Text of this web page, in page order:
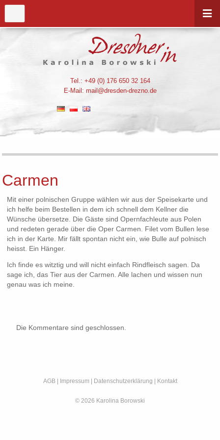
Tel.: +49 (0) 176 650 32 164
E-Mail: mail@dresden-drezno.de
Carmen
Mit einer polnischen Gruppe wählen wir aus der Speisekarte und
ich helfe beim Bestellen in dem ich schnell dem Kellner die
Wünsche übersetze. Die Gäste sind Opernfachleute aus Polen
und redeten gerade über die Oper Carmen. Filet vom Bullen lese
ich in der Karte. Mir fällt spontan nicht ein, wie Bulle auf polnisch
heisst. Ein Hänger.
Ich finde es witztig und will nicht einfach Rindfleisch sagen. Da
sage ich, das Tier aus der Carmen. Alle lachen und wissen nun
genau was ich meine.
Die Kommentare sind geschlossen.
AGB| Impressum Datenschutzerklärung Kontakt
© 2026 Karolina Borowski